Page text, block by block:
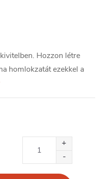
Hozzon létre
homlokzatát ezekkel a